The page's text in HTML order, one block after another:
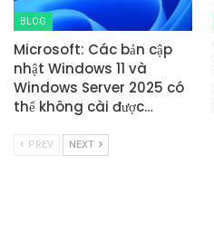
BLOG
Microsoft: Các bản cập
nhật Windows 11 và
Windows Server 2025 có
thể không cài được…
PREV NEXT